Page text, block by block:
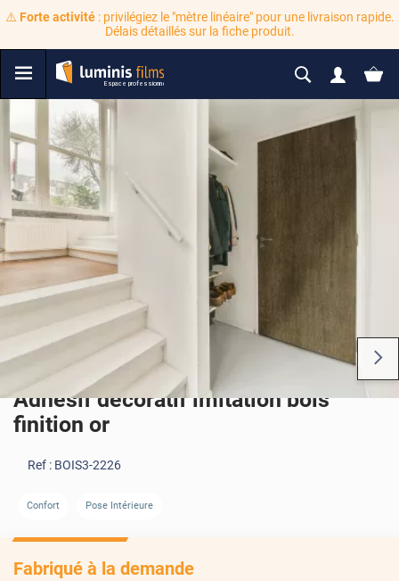
⚠️ Forte activité: privilégiez le "mètre linéaire" pour une livraison rapide.
Délais détaillés sur la fiche produit.
Adhésif décoratif imitation bois
finition or
Ref : BOIS3-2226
Confort Pose Intérieure
Fabriqué à la demande